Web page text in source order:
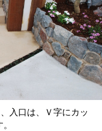
入口は、Ｖ字にカッ